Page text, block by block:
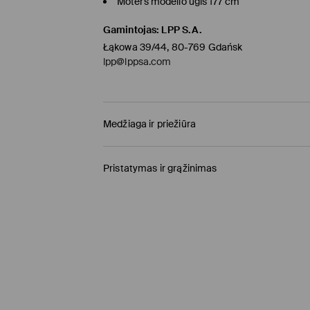
Gamintojas: LPP S.A.
Łąkowa 39/44, 80-769 Gdańsk
lpp@lppsa.com
Medžiaga ir priežiūra
Pagrindinė medžiaga: 100% MEDVILNĖ
Pristatymas ir grąžinimas